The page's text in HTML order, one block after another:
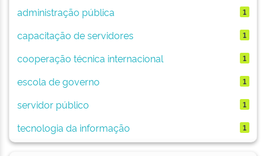
administração pública
1
capacitação de servidores 1
cooperação técnica internacional 1
escola de governo 1
servidor público 1
tecnologia da informação 1